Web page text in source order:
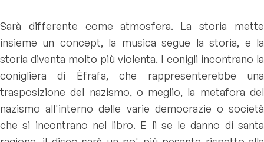
Sarà differente come atmosfera. La storia mette
insieme un concept, la musica segue la storia, e la
storia diventa molto più violenta. I conigli incontrano la
conigliera di Èfrafa, che rappresenterebbe una
trasposizione del nazismo, o meglio, la metafora del
nazismo all'interno delle varie democrazie o società
che si incontrano nel libro. E lì se le danno di santa